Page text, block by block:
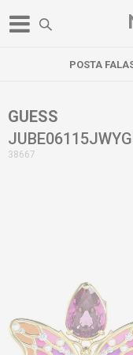
POSTA
GUESS
38667